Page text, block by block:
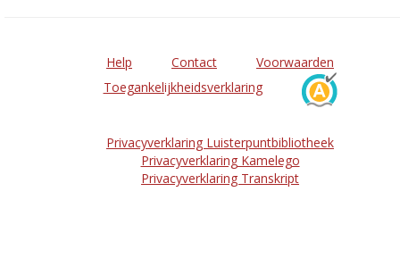
Help Contact
Voorwaarden
Toegankelijkheidsverklaring
Privacyverklaring Luisterpuntbibliotheek
Privacyverklaring Kamelego
Privacyverklaring Transkript